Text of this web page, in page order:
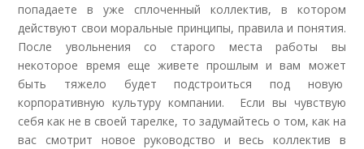
попадаете в уже сплоченный коллектив, в котором
действуют свои моральные принципы, правила и понятия.
После увольнения со старого места работы вы
некоторое время еще живете прошлым и вам может
быть тяжело будет подстроиться под новую
корпоративную культуру компании. Если вы чувствую
себя как не в своей тарелке, то задумайтесь о том, как на
вас смотрит новое руководство и весь коллектив в